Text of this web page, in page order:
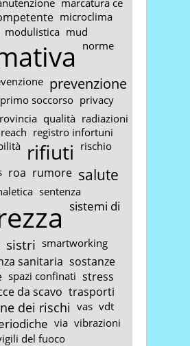
microclima
modulistica mud
norme
prevenzione
primo soccorso privacy
qualità radiazioni
reach registro infortuni
rifiuti rischio
roa rumore salute
sentenza
sistemi di
sistri smartworking
sanitaria sostanze
spazi confinati stress
da scavo trasporti
dei rischi vas vdt
via vibrazioni
del fuoco